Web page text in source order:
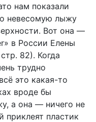
нам показали
невесомую лыжу
Вот она —
в России Елены
82). Когда
трудно
это какая-то
вроде бы
а она — ничего не
приклеят пластик